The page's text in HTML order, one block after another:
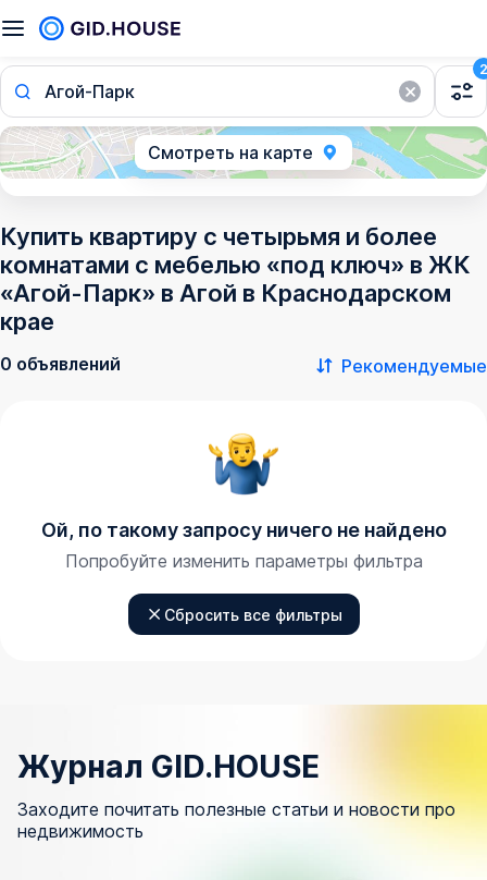
Агой-Парк
2
Смотреть на карте
Купить квартиру с четырьмя и более
комнатами с мебелью «под ключ» в ЖК
«Агой-Парк» в Агой в Краснодарском
крае
0 объявлений Рекомендуемые
Ой, по такому запросу ничего не найдено
Попробуйте изменить параметры фильтра
Сбросить все фильтры
Журнал GID.HOUSE
Заходите почитать полезные статьи и новости про
недвижимость